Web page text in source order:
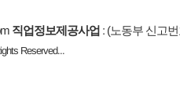
직업정보제공사업 : (노동부 신고
Reserved...